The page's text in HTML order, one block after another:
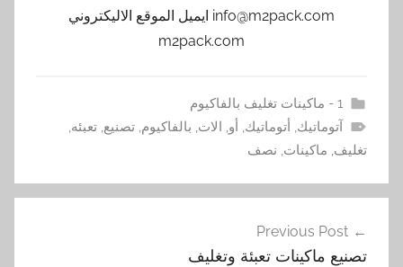
info@m2pack.com ايميل الموقع الاليكتروني
m2pack.com
1 - ماكينات تغليف بالفاكيوم
آتوماتيك, أتوماتيك, أو, الات, بالفاكيوم,تصنيع,تعبئه,
تغليف, ماكينات, نصف
المقالات
Previous Post
تصنيع ماكينات تعبئة وتغليف